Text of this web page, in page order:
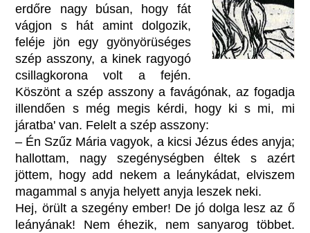
erdőre nagy búsan, hogy fát
vágjon s hát amint dolgozik,
feléje jön egy gyönyörüséges
szép asszony, a kinek ragyogó
csillagkorona volt a fején.
Köszönt a szép asszony a favágónak, az fogadja
illendően s még megis kérdi, hogy ki s mi, mi
járatba' van. Felelt a szép asszony:
– Én Szűz Mária vagyok, a kicsi Jézus édes anyja;
hallottam, nagy szegénységben éltek s azért
jöttem, hogy add nekem a leánykádat, elviszem
magammal s anyja helyett anyja leszek neki.
Hej, örült a szegény ember! De jó dolga lesz az ő
leányának! Nem éhezik, nem sanyarog többet.